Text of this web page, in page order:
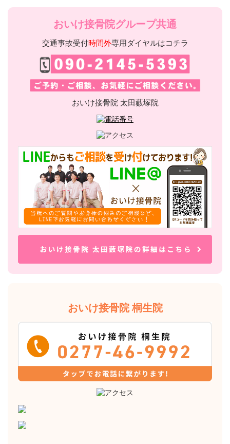
おいけ接骨院グループ共通
交通事故受付時間外専用ダイヤルはコチラ
おいけ接骨院 太田藪塚院
おいけ接骨院 桐生院